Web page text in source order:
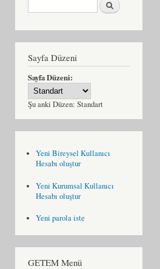
Sayfa Düzeni
Sayfa Düzeni:
Şu anki Düzen: Standart
Yeni Bireysel Kullanıcı
Hesabı oluştur
Yeni Kurumsal Kullanıcı
Hesabı oluştur
Yeni parola iste
GETEM Menü